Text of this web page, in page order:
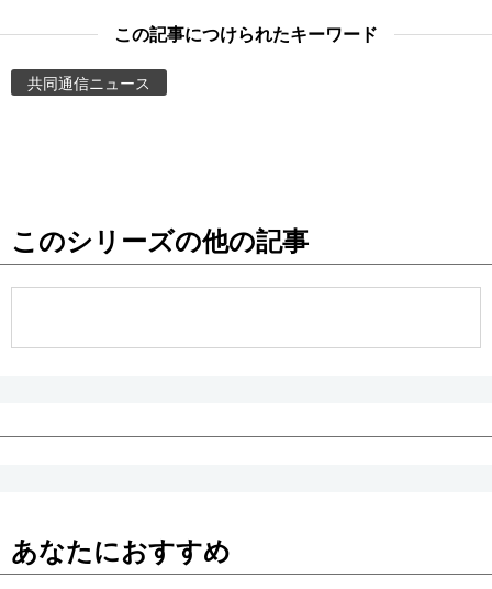
東京
この記事につけられたキーワード
共同通信ニュース
このシリーズの他の記事
あなたにおすすめ